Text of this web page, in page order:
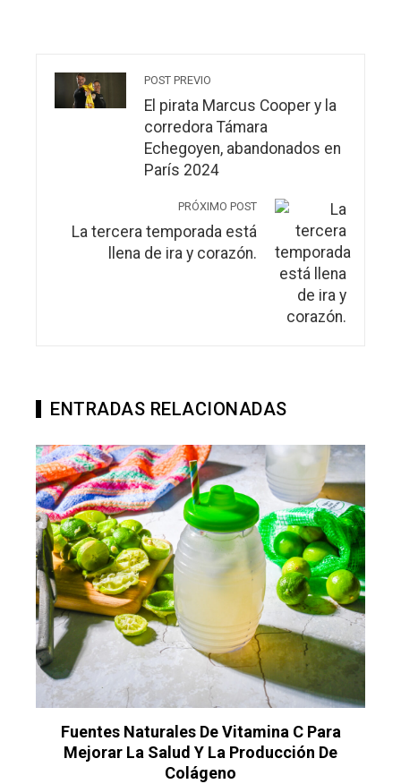
POST PREVIO
El pirata Marcus Cooper y la
corredora Támara
Echegoyen, abandonados en
París 2024
PRÓXIMO POST
La tercera temporada está
llena de ira y corazón.
ENTRADAS RELACIONADAS
Fuentes Naturales De Vitamina C Para
Mejorar La Salud Y La Producción De
Colágeno